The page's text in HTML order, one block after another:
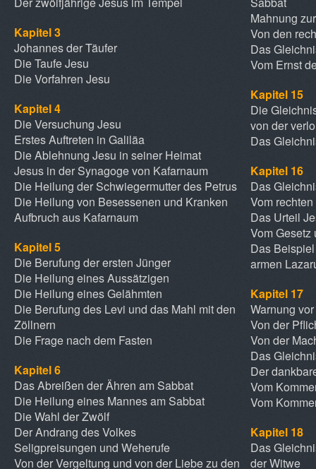
Kapitel 3
Johannes der Täufer
Die Taufe Jesu
Die Vorfahren Jesu
Kapitel 4
Die Versuchung Jesu
Erstes Auftreten in Galiläa
Die Ablehnung Jesu in seiner Heimat
Jesus in der Synagoge von Kafarnaum
Die Heilung der Schwiegermutter des Petrus
Die Heilung von Besessenen und Kranken
Aufbruch aus Kafarnaum
Kapitel 5
Die Berufung der ersten Jünger
Die Heilung eines Aussätzigen
Die Heilung eines Gelähmten
Die Berufung des Levi und das Mahl mit den
Zöllnern
Die Frage nach dem Fasten
Kapitel 6
Das Abreißen der Ähren am Sabbat
Die Heilung eines Mannes am Sabbat
Die Wahl der Zwölf
Der Andrang des Volkes
Seligpreisungen und Weherufe
Von der Vergeltung und von der Liebe zu den
Mahnung
Von den
Das
Vom Ernst
Kapitel 15
Die
von der
Das
Kapitel 16
Das
Vom
Das Urteil
Vom
Das
armen
Kapitel 17
Warnung
Von der
Von der
Das
Der
Vom
Vom
Kapitel 18
Das
der Witwe